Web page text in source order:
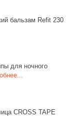
бальзам Refit 230
для ночного
CROSS TAPE